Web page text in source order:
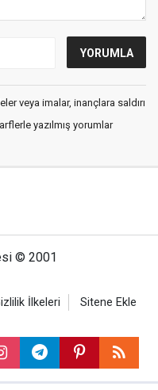
veya imalar, inançlara saldırı
yazılmış yorumlar
© 2001
İlkeleri Sitene Ekle